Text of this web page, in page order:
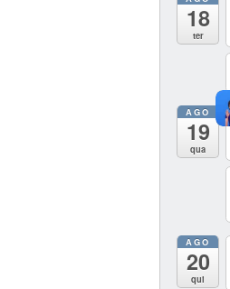
18
ter
AGO
19
qua
AGO
20
qui